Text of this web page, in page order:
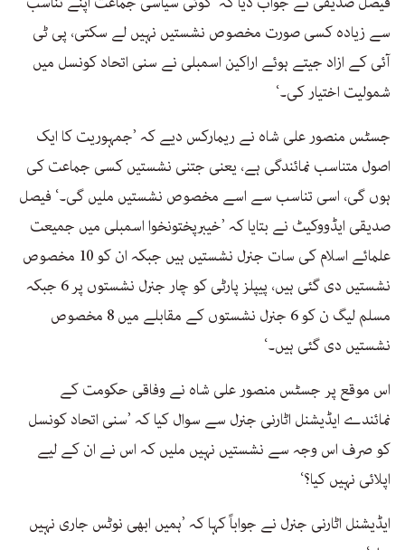
سے زیادہ کسی صورت مخصوص نشستیں نہیں لے سکتی، پی ٹی
آئی کے ازاد جیتے ہوئے اراکین اسمبلی نے سنی اتحاد کونسل میں
شمولیت اختیار کی۔‘
جسٹس منصور علی شاہ نے ریمارکس دیے کہ ’جمہوریت کا ایک
اصول متناسب نمائندگی ہے، یعنی جتنی نشستیں کسی جماعت کی
ہوں گی، اسی تناسب سے اسے مخصوص نشستیں ملیں گی۔‘ فیصل
صدیقی ایڈووکیٹ نے بتایا کہ ’خیبرپختونخوا اسمبلی میں جمیعت
علمائے اسلام کی سات جنرل نشستیں ہیں جبکہ ان کو 10 مخصوص
نشستیں دی گئی ہیں، پیپلز پارٹی کو چار جنرل نشستوں پر 6 جبکہ
مسلم لیگ ن کو 6 جنرل نشستوں کے مقابلے میں 8 مخصوص
نشستیں دی گئی ہیں۔‘
اس موقع پر جسٹس منصور علی شاہ نے وفاقی حکومت کے
نمائندے ایڈیشنل اٹارنی جنرل سے سوال کیا کہ ’سنی اتحاد کونسل
کو صرف اس وجہ سے نشستیں نہیں ملیں کہ اس نے ان کے لیے
اپلائی نہیں کیا؟‘
ایڈیشنل اٹارنی جنرل نے جواباً کہا کہ ’ہمیں ابھی نوٹس جاری نہیں